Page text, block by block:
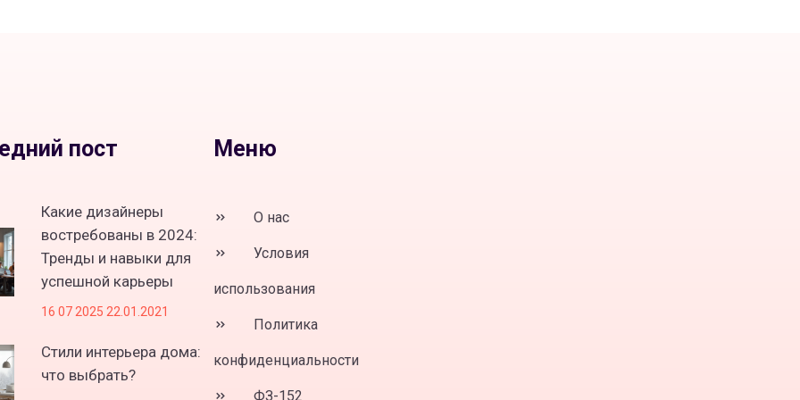
пост
Какие дизайнеры
востребованы в 2024:
Тренды и навыки для
успешной карьеры
16 07 2025 22.01.2021
Стили интерьера дома:
что выбрать?
Меню
О нас
Условия
использования
Политика
конфиденциальности
ФЗ-152